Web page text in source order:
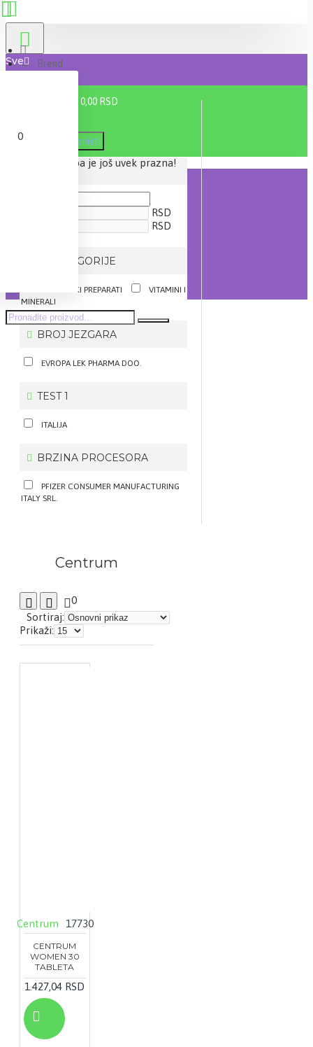
Sve
0 proizvod(a) - 0,00 RSD
0
Vaša korpa je još uvek prazna!
Brend
Filter Poništi
RSD
RSD
IZ KATEGORIJE
DIJETETSKI PREPARATI
VITAMINI I
MINERALI
BROJ JEZGARA
EVROPA LEK PHARMA DOO.
TEST 1
ITALIJA
BRZINA PROCESORA
PFIZER CONSUMER MANUFACTURING
ITALY SRL.
Centrum
0
Sortiraj:
Prikaži:
Centrum 17730
CENTRUM
WOMEN 30
TABLETA
1.427,04 RSD